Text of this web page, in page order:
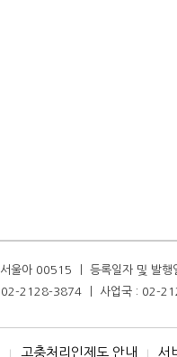
울아 00515 ㅣ 등록일자 및 발
: 02-2128-3874 ㅣ 사업국 : 02-
I 고충처리인제도 안내 I 서